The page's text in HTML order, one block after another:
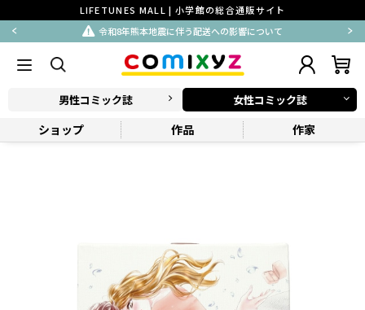
LIFETUNES MALL | 小学館の総合通販サイト
令和8年熊本地震に伴う配送への影響について
男性コミック誌 女性コミック誌
ショップ 作品 作家